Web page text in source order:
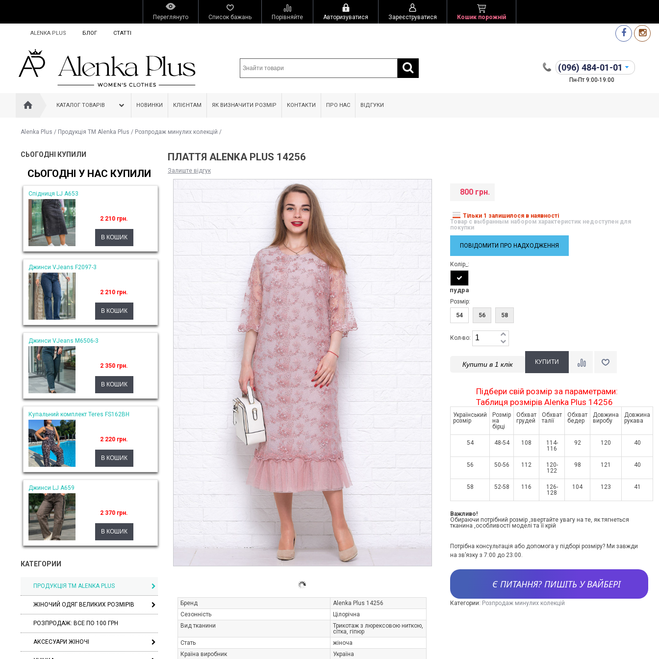
Переглянуто Список бажань Порівняйте Авторизуватися Зареєструватися Кошик порожній
ALENKA PLUS БЛОГ СТАТТІ
(096) 484-01-01
Пн-Пт 9:00-19:00
КАТАЛОГ ТОВАРІВ НОВИНКИ КЛІЄНТАМ ЯК ВИЗНАЧИТИ РОЗМІР КОНТАКТИ ПРО НАС ВІДГУКИ
Alenka Plus / Продукція ТМ Alenka Plus / Розпродаж минулих колекцій /
СЬОГОДНІ КУПИЛИ
СЬОГОДНІ У НАС КУПИЛИ
Спідниця LJ A653
2 210 грн.
Джинси VJeans F2097-3
2 210 грн.
Джинси VJeans M6506-3
2 350 грн.
Купальний комплект Teres FS162BH
2 220 грн.
Джинси LJ A659
2 370 грн.
КАТЕГОРИИ
ПРОДУКЦІЯ ТМ ALENKA PLUS
ЖІНОЧИЙ ОДЯГ ВЕЛИКИХ РОЗМІРІВ
РОЗПРОДАЖ: ВСЕ ПО 100 ГРН
АКСЕСУАРИ ЖІНОЧІ
ПЛАТТЯ ALENKA PLUS 14256
Залиште відгук
Бренд
Alenka Plus 14256
Сезонність
Цілорічна
Вид тканини
Трикотаж з люрексовою ниткою,
сітка, гіпюр
Стать
жіноча
Країна виробник
Україна
800 грн.
Тільки 1 залишилося в наявності
Товар с выбранным набором характеристик недоступен для
покупки
ПОВІДОМИТИ ПРО НАДХОДЖЕННЯ
Колір_:
пудра
Розмір:
54
56 58
Кол-во:
Купити в 1 клік
Підбери свій розмір за параметрами:
Таблиця розмірів Alenka Plus 14256
Український
розмір
Розмір
на
бірці
Обхват
грудей
Обхват
талії
Обхват
бедер
Довжина
виробу
Довжина
рукава
54 48-54 108
114-
116
92 120 40
56 50-56 112
120-
122
98 121 40
58 52-58 116
126-
128
104 123 41
Важливо!
Обираючи потрібний розмір ,звертайте увагу на те, як тягнеться
тканина ,особливості моделі та її крій
Потрібна консультація або допомога у підборі розміру? Ми завжди
на зв’язку з 7:00 до 23:00.
Є ПИТАННЯ? ПИШІТЬ У ВАЙБЕРІ
Категории: Розпродаж минулих колекцій